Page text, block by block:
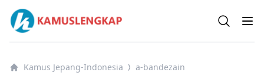
Kamus Lengkap Jepang-Indonesia - Kamus Bahasa
Open
Kamus Jepang-Indonesia ⟩ a-bandezain